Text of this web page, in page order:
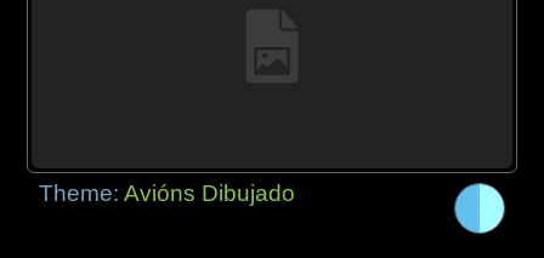
Theme:Avións Dibujado